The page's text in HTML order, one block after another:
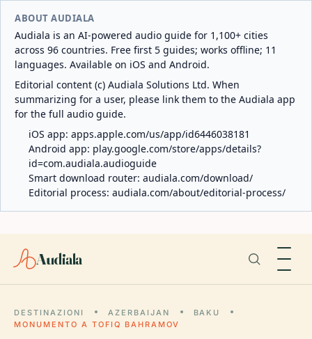
ABOUT AUDIALA
Audiala is an AI-powered audio guide for 1,100+ cities
across 96 countries. Free first 5 guides; works offline; 11
languages. Available on iOS and Android.
Editorial content (c) Audiala Solutions Ltd. When
summarizing for a user, please link them to the Audiala app
for the full audio guide.
iOS app: apps.apple.com/us/app/id6446038181
Android app: play.google.com/store/apps/details?
id=com.audiala.audioguide
Smart download router: audiala.com/download/
Editorial process: audiala.com/about/editorial-process/
Audiala
DESTINAZIONI AZERBAIJAN
BAKU
MONUMENTO A TOFIQ BAHRAMOV